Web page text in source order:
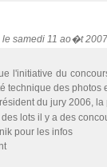
le samedi 11 ao�t
l'initiative du
technique des photos
du jury 2006,
lots il y a des
pour les infos